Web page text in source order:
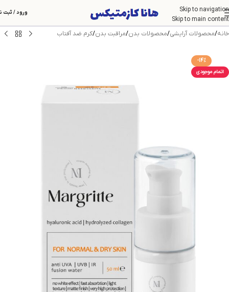
Skip to navigation
Skip to main content
ورود / ثبت
خانه/محصولات آرایشی/محصولات بدن/مراقبت بدن/کرم ضد آفتاب
-14%
اتمام موجودی